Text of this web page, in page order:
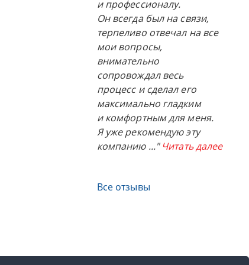
и профессионалу.
Он всегда был на связи,
терпеливо отвечал на все
мои вопросы,
внимательно
сопровождал весь
процесс и сделал его
максимально гладким
и комфортным для меня.
Я уже рекомендую эту
компанию ..." Читать далее
Все отзывы